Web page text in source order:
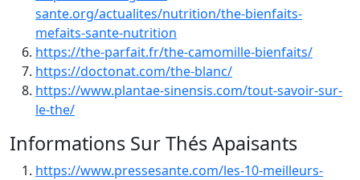
sante.org/actualites/nutrition/the-bienfaits-
mefaits-sante-nutrition
https://the-parfait.fr/the-camomille-bienfaits/
https://doctonat.com/the-blanc/
https://www.plantae-sinensis.com/tout-savoir-sur-
le-the/
Informations Sur Thés Apaisants
https://www.pressesante.com/les-10-meilleurs-